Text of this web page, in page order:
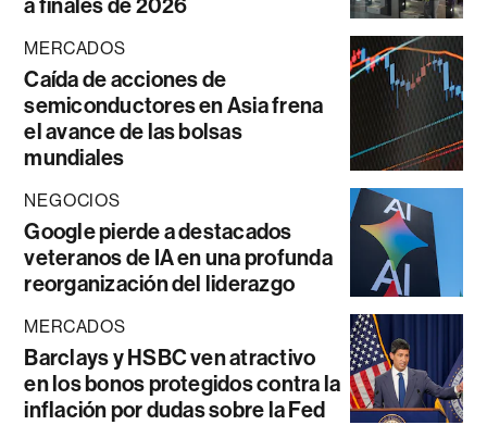
a finales de 2026
MERCADOS
Caída de acciones de
semiconductores en Asia frena
el avance de las bolsas
mundiales
NEGOCIOS
Google pierde a destacados
veteranos de IA en una profunda
reorganización del liderazgo
MERCADOS
Barclays y HSBC ven atractivo
en los bonos protegidos contra la
inflación por dudas sobre la Fed